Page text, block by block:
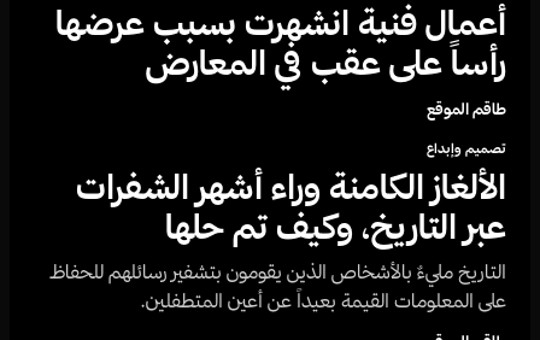
أعمال فنية انشهرت بسبب عرضها
رأساً على عقب في المعارض
طاقم الموقع
تصميم وإبداع
الألغاز الكامنة وراء أشهر الشفرات
عبر التاريخ، وكيف تم حلها
التاريخ مليءٌ بالأشخاص الذين يقومون بتشفير رسائلهم للحفاظ
على المعلومات القيمة بعيداً عن أعين المتطفلين.